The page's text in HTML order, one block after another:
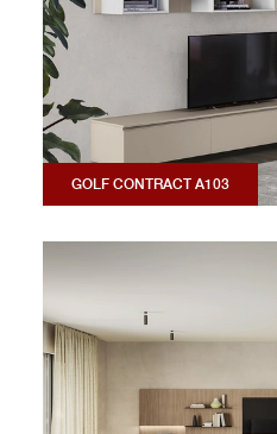
GOLF CONTRACT A103